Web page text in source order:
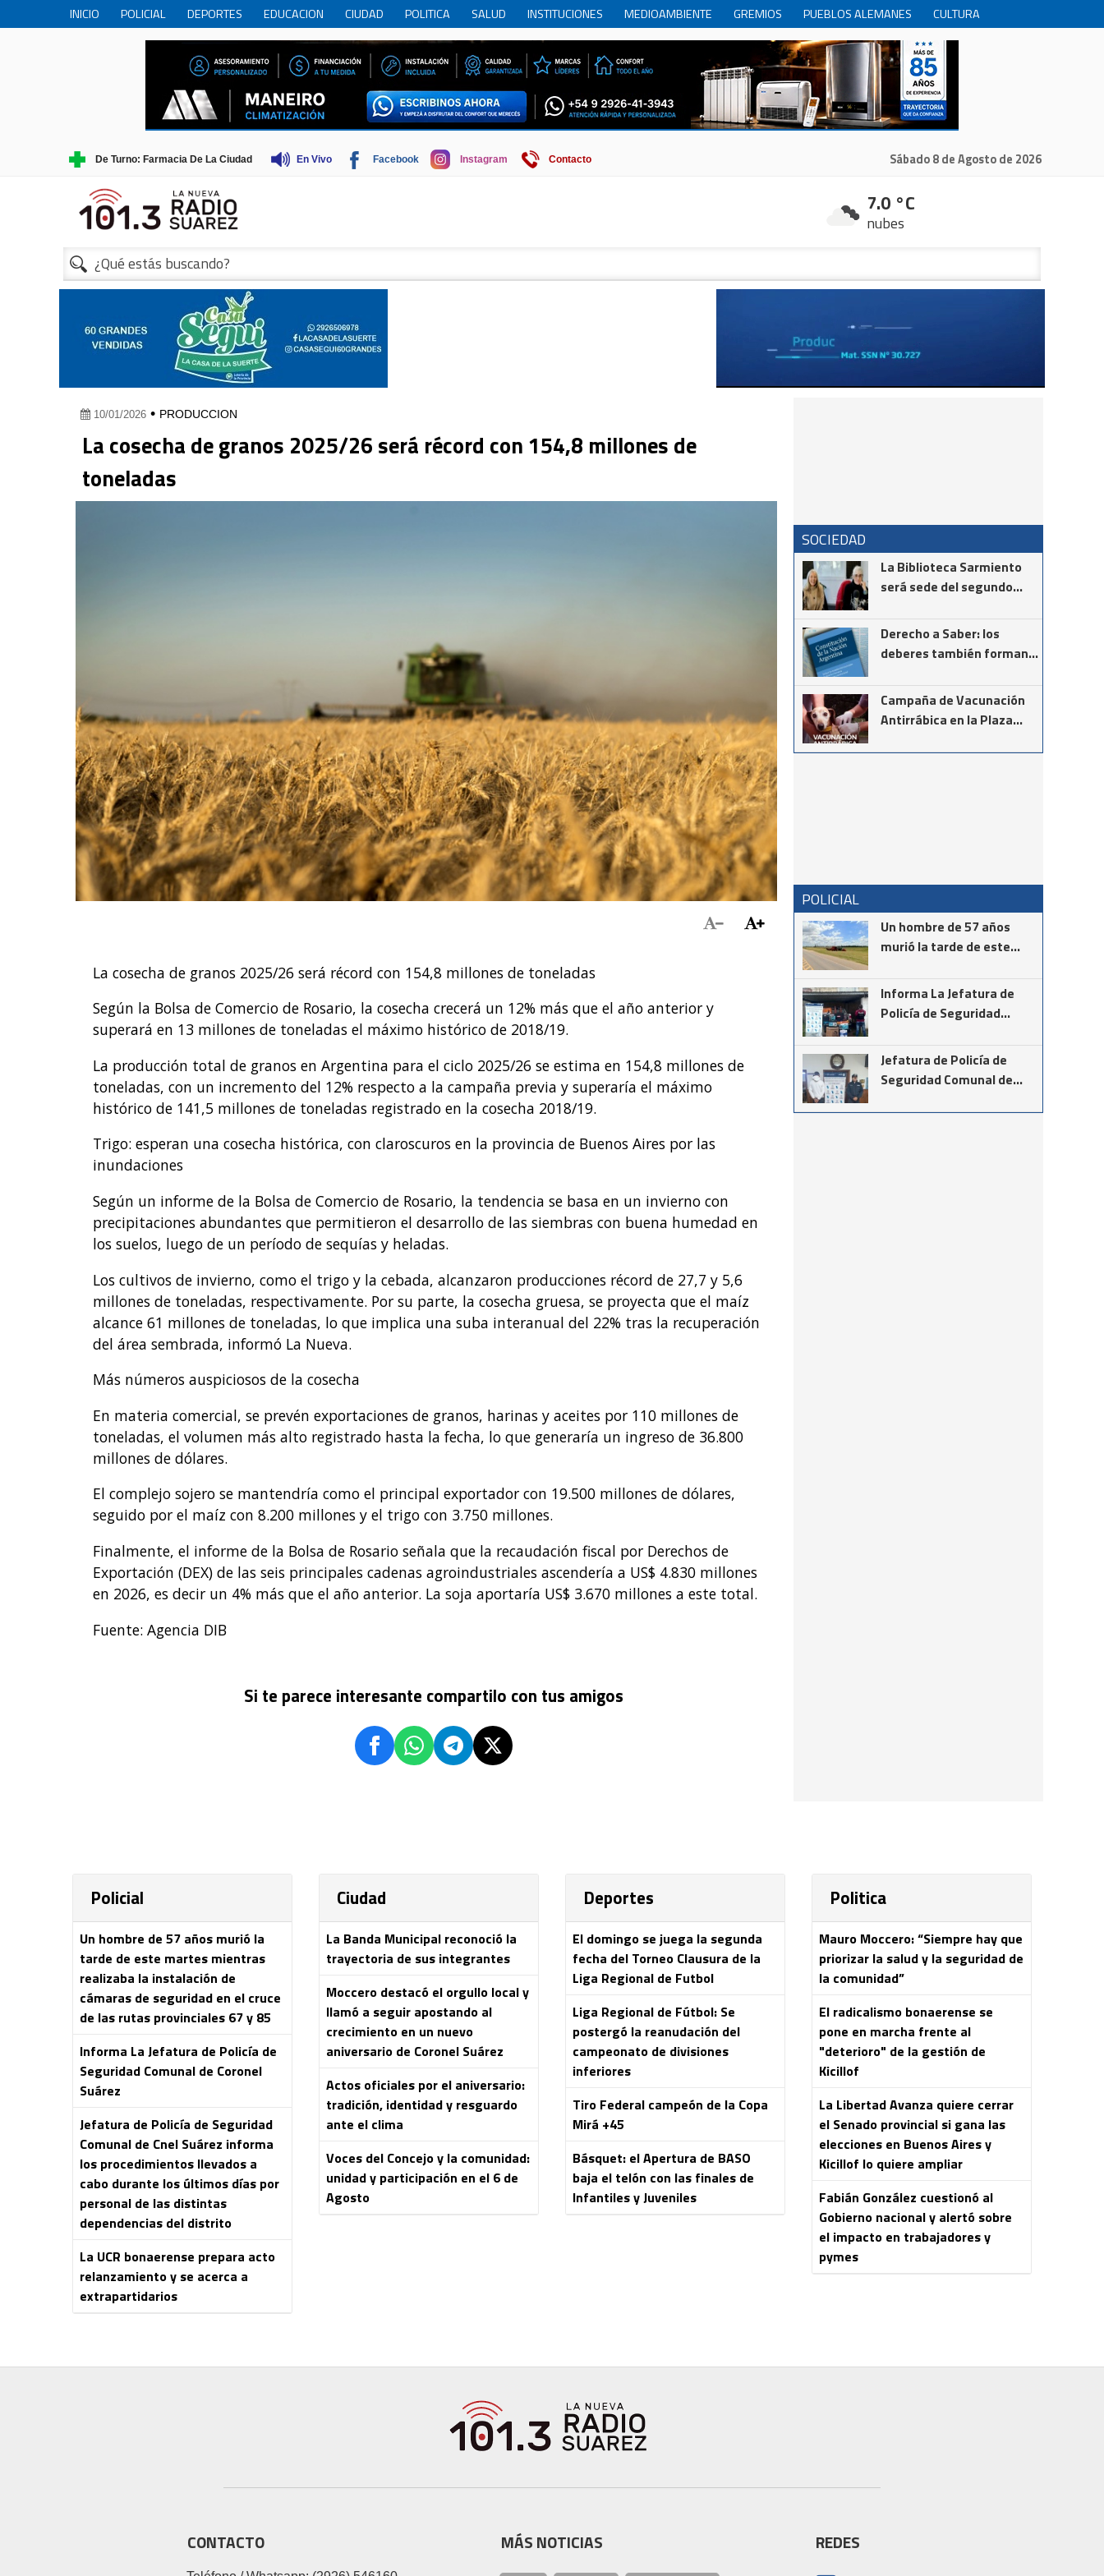
INICIO POLICIAL DEPORTES EDUCACION CIUDAD POLITICA SALUD INSTITUCIONES MEDIOAMBIENTE GREMIOS PUEBLOS ALEMANES
CULTURA
PERSONAS MAYORES
CIENCIA MUNICIPIO COMERCIO REGION SOCIEDAD ECONOMIA HISTORIA HUMOR INTERNACIONALES PRODUCCION
TURISMO
Sábado 8 de Agosto de 2026
De Turno: Farmacia De La Ciudad En Vivo Facebook Instagram Contacto
7.0 °C
nubes
10/01/2026 • PRODUCCION
La cosecha de granos 2025/26 será récord con 154,8 millones de
toneladas
La cosecha de granos 2025/26 será récord con 154,8 millones de toneladas
Según la Bolsa de Comercio de Rosario, la cosecha crecerá un 12% más que el año anterior y
superará en 13 millones de toneladas el máximo histórico de 2018/19.
La producción total de granos en Argentina para el ciclo 2025/26 se estima en 154,8 millones de
toneladas, con un incremento del 12% respecto a la campaña previa y superaría el máximo
histórico de 141,5 millones de toneladas registrado en la cosecha 2018/19.
Trigo: esperan una cosecha histórica, con claroscuros en la provincia de Buenos Aires por las
inundaciones
Según un informe de la Bolsa de Comercio de Rosario, la tendencia se basa en un invierno con
precipitaciones abundantes que permitieron el desarrollo de las siembras con buena humedad en
los suelos, luego de un período de sequías y heladas.
Los cultivos de invierno, como el trigo y la cebada, alcanzaron producciones récord de 27,7 y 5,6
millones de toneladas, respectivamente. Por su parte, la cosecha gruesa, se proyecta que el maíz
alcance 61 millones de toneladas, lo que implica una suba interanual del 22% tras la recuperación
del área sembrada, informó La Nueva.
Más números auspiciosos de la cosecha
En materia comercial, se prevén exportaciones de granos, harinas y aceites por 110 millones de
toneladas, el volumen más alto registrado hasta la fecha, lo que generaría un ingreso de 36.800
millones de dólares.
El complejo sojero se mantendría como el principal exportador con 19.500 millones de dólares,
seguido por el maíz con 8.200 millones y el trigo con 3.750 millones.
Finalmente, el informe de la Bolsa de Rosario señala que la recaudación fiscal por Derechos de
Exportación (DEX) de las seis principales cadenas agroindustriales ascendería a US$ 4.830 millones
en 2026, es decir un 4% más que el año anterior. La soja aportaría US$ 3.670 millones a este total.
Fuente: Agencia DIB
Si te parece interesante compartilo con tus amigos
SOCIEDAD
La Biblioteca Sarmiento
será sede del segundo
comunidad vasca
Derecho a Saber: los
deberes también forman
Campaña de Vacunación
Antirrábica en la Plaza
POLICIAL
Un hombre de 57 años
murió la tarde de este
la instalación de cámaras
de seguridad en el cruce
de las rutas provinciales
67 y 85
Informa La Jefatura de
Policía de Seguridad
Suárez
Jefatura de Policía de
Seguridad Comunal de
procedimientos llevados a
Policial
Un hombre de 57 años murió la
tarde de este martes mientras
realizaba la instalación de
cámaras de seguridad en el cruce
de las rutas provinciales 67 y 85
Informa La Jefatura de Policía de
Seguridad Comunal de Coronel
Suárez
Jefatura de Policía de Seguridad
Comunal de Cnel Suárez informa
los procedimientos llevados a
cabo durante los últimos días por
personal de las distintas
dependencias del distrito
La UCR bonaerense prepara acto
relanzamiento y se acerca a
extrapartidarios
Ciudad
La Banda Municipal reconoció la
trayectoria de sus integrantes
Moccero destacó el orgullo local y
llamó a seguir apostando al
crecimiento en un nuevo
aniversario de Coronel Suárez
Actos oficiales por el aniversario:
tradición, identidad y resguardo
ante el clima
Voces del Concejo y la comunidad:
unidad y participación en el 6 de
Agosto
Deportes
El domingo se juega la segunda
fecha del Torneo Clausura de la
Liga Regional de Futbol
Liga Regional de Fútbol: Se
postergó la reanudación del
campeonato de divisiones
inferiores
Tiro Federal campeón de la Copa
Mirá +45
Básquet: el Apertura de BASO
baja el telón con las finales de
Infantiles y Juveniles
Politica
Mauro Moccero: “Siempre hay que
priorizar la salud y la seguridad de
la comunidad”
El radicalismo bonaerense se
pone en marcha frente al
"deterioro" de la gestión de
Kicillof
La Libertad Avanza quiere cerrar
el Senado provincial si gana las
elecciones en Buenos Aires y
Kicillof lo quiere ampliar
Fabián González cuestionó al
Gobierno nacional y alertó sobre
el impacto en trabajadores y
pymes
CONTACTO MÁS NOTICIAS REDES